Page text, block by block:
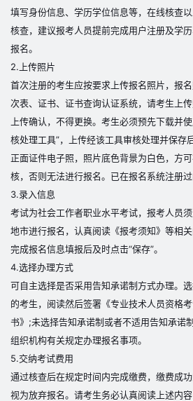
填写身份信息、学历学位信息等，在线核查
核查，建议报考人员提前完成用户注册及学
报名。
2.上传照片
首次注册的考生应按要求上传报名照片，报
次表、证书、证书查询认证系统，请考生上
上传确认，不得更换。考生必须预先下载并
核处理工具”，上传经该工具审核处理并保存
正面证件电子照，照片底色背景为白色，方
核，否则无法进行报名。已在报名系统注册
3.录入信息
考试为社会工作者职业水平考试，报考人员
地市进行报名，认真阅读《报考须知》等相
完成报名信息填报后及时点击“保存”。
4.选择办理方式
可自主选择是否采用告知承诺制方式办理。
的考生，阅读然后签署《专业技术人员资格
书》;未选择告知承诺制或者不适用告知承诺
组织机构有关规定办理报名事项。
5.交纳考试费用
通过核查后在规定时间内完成缴费，缴费成
视为放弃报名。请考生务必认真阅读上述内容